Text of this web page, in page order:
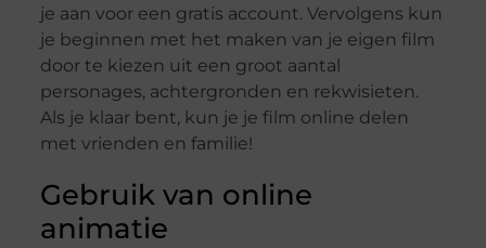
je aan voor een gratis account. Vervolgens kun
je beginnen met het maken van je eigen film
door te kiezen uit een groot aantal
personages, achtergronden en rekwisieten.
Als je klaar bent, kun je je film online delen
met vrienden en familie!
Gebruik van online
animatie